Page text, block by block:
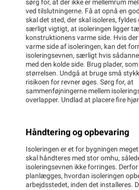
sørg for, at der ikke er mellemrum
ved tilslutningerne. Få at opnå en
skal det sted, der skal isoleres, fyldes
særligt vigtigt, at isoleringen ligger
konstruktionens varme side. Hvis der
varme side af isoleringen, kan det
isoleringsevnen, særligt hvis
med den kolde side. Brug plader,
størrelsen. Undgå at bruge små
risikoen for revner øges. Sørg for, at
sammenføjningerne mellem
overlapper. Undlad at placere fire
Håndtering og opbevaring
Isoleringen er et for bygningen
skal håndteres med stor omhu,
isoleringsevnen ikke forringes.
planlægges, hvordan isoleringen
arbejdsstedet, inden det installeres.